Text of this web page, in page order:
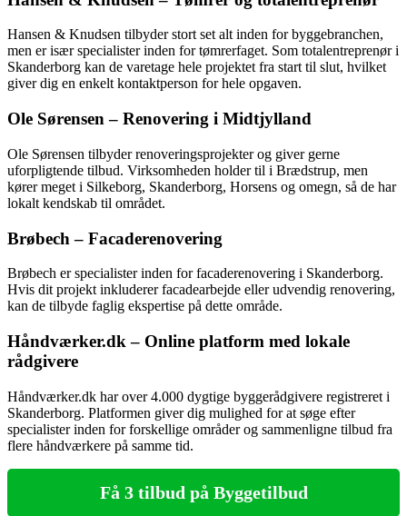
Hansen & Knudsen tilbyder stort set alt inden for byggebranchen,
men er især specialister inden for tømrerfaget. Som totalentreprenør i
Skanderborg kan de varetage hele projektet fra start til slut, hvilket
giver dig en enkelt kontaktperson for hele opgaven.
Ole Sørensen – Renovering i Midtjylland
Ole Sørensen tilbyder renoveringsprojekter og giver gerne
uforpligtende tilbud. Virksomheden holder til i Brædstrup, men
kører meget i Silkeborg, Skanderborg, Horsens og omegn, så de har
lokalt kendskab til området.
Brøbech – Facaderenovering
Brøbech er specialister inden for facaderenovering i Skanderborg.
Hvis dit projekt inkluderer facadearbejde eller udvendig renovering,
kan de tilbyde faglig ekspertise på dette område.
Håndværker.dk – Online platform med lokale
rådgivere
Håndværker.dk har over 4.000 dygtige byggerådgivere registreret i
Skanderborg. Platformen giver dig mulighed for at søge efter
specialister inden for forskellige områder og sammenligne tilbud fra
flere håndværkere på samme tid.
Få 3 tilbud på Byggetilbud